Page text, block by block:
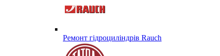
Ремонт гідроциліндрів Rauch